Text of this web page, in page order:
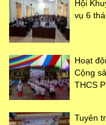
Hội
vụ 6
Hoạt
Cộng
THCS
Tuyên